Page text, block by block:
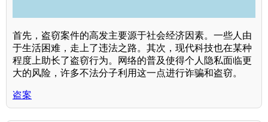
首先，盗窃案件的高发主要源于社会经济因素。一些人由
于生活困难，走上了违法之路。其次，现代科技也在某种
程度上助长了盗窃行为。网络的普及使得个人隐私面临更
大的风险，许多不法分子利用这一点进行诈骗和盗窃。
盗案